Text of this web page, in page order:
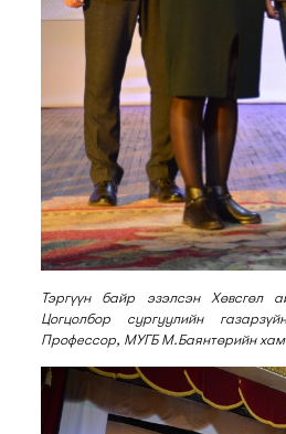
Тэргүүн байр эзэлсэн Хөвсгөл
Цогцолбор сургуулийн г
Профессор, МУГБ М.Баянтөрийн